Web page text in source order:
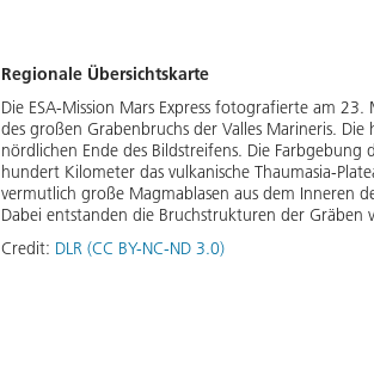
Regionale Übersichtskarte
Die ESA-Mission Mars Express fotografierte am
des großen Grabenbruchs der Valles Marineris.
nördlichen Ende des Bildstreifens. Die
hundert Kilometer das vulkanische Thaumasia-
vermutlich große Magmablasen aus dem Inneren
Dabei entstanden die Bruchstrukturen der Gräben
Credit: DLR (CC BY-NC-ND 3.0)